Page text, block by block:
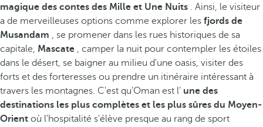
magique des contes des Mille et Une Nuits . Ainsi, le visiteur
a de merveilleuses options comme explorer les fjords de
Musandam , se promener dans les rues historiques de sa
capitale, Mascate , camper la nuit pour contempler les étoiles
dans le désert, se baigner au milieu d'une oasis, visiter des
forts et des forteresses ou prendre un itinéraire intéressant à
travers les montagnes. C'est qu'Oman est l' une des
destinations les plus complètes et les plus sûres du Moyen-
Orient où l'hospitalité s'élève presque au rang de sport